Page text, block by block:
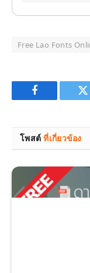
Free Lao Fonts
Facebook
โพสต์ที่เกี่ยวข้อง